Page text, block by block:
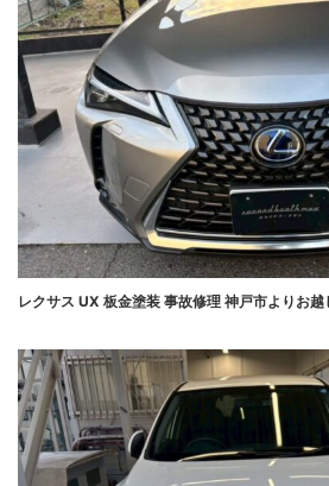
レクサス UX 板金塗装 事故修理 神戸市よりお